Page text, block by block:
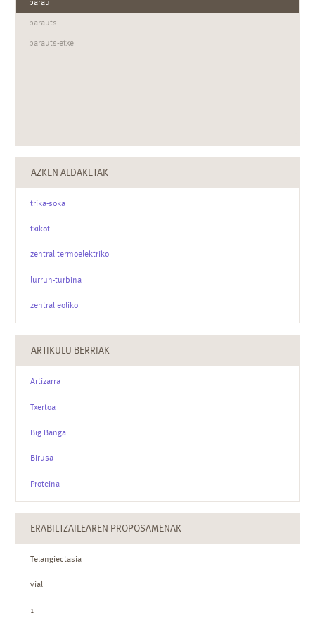
barau
barauts
barauts-etxe
AZKEN ALDAKETAK
trika-soka
txikot
zentral termoelektriko
lurrun-turbina
zentral eoliko
ARTIKULU BERRIAK
Artizarra
Txertoa
Big Banga
Birusa
Proteina
ERABILTZAILEAREN PROPOSAMENAK
Telangiectasia
vial
1